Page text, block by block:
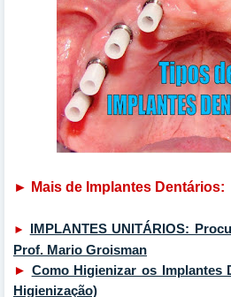
► Mais de Implantes Dentários:
► IMPLANTES UNITÁRIOS:
Prof. Mario Groisman
► Como Higienizar os Implantes
Higienização)